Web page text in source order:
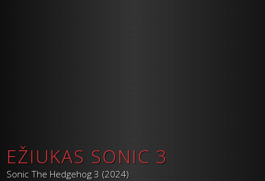
EŽIUKAS SONIC 3
Sonic The Hedgehog 3 (2024)